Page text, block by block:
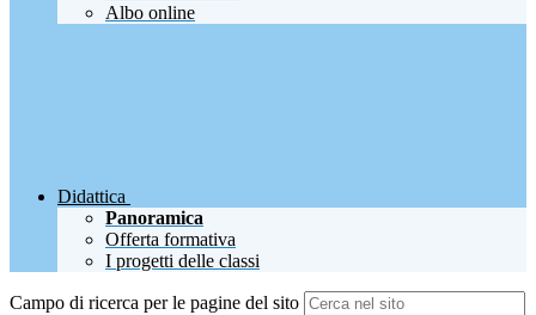
Albo online
Didattica
Panoramica
Offerta formativa
I progetti delle classi
Campo di ricerca per le pagine del sito